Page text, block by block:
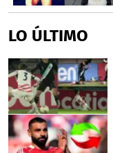
LO ÚLTIMO